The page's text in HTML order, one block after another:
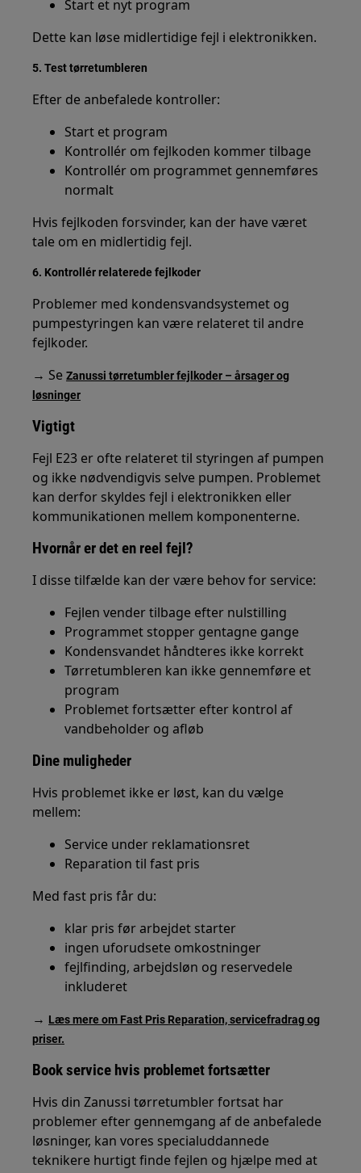
Start et nyt program
Dette kan løse midlertidige fejl i elektronikken.
5. Test tørretumbleren
Efter de anbefalede kontroller:
Start et program
Kontrollér om fejlkoden kommer tilbage
Kontrollér om programmet gennemføres
normalt
Hvis fejlkoden forsvinder, kan der have været
tale om en midlertidig fejl.
6. Kontrollér relaterede fejlkoder
Problemer med kondensvandsystemet og
pumpestyringen kan være relateret til andre
fejlkoder.
→ SeZanussi tørretumbler fejlkoder – årsager og
løsninger
Vigtigt
Fejl E23 er ofte relateret til styringen af pumpen
og ikke nødvendigvis selve pumpen. Problemet
kan derfor skyldes fejl i elektronikken eller
kommunikationen mellem komponenterne.
Hvornår er det en reel fejl?
I disse tilfælde kan der være behov for service:
Fejlen vender tilbage efter nulstilling
Programmet stopper gentagne gange
Kondensvandet håndteres ikke korrekt
Tørretumbleren kan ikke gennemføre et
program
Problemet fortsætter efter kontrol af
vandbeholder og afløb
Dine muligheder
Hvis problemet ikke er løst, kan du vælge
mellem:
Service under reklamationsret
Reparation til fast pris
Med fast pris får du:
klar pris før arbejdet starter
ingen uforudsete omkostninger
fejlfinding, arbejdsløn og reservedele
inkluderet
→ Læs mere om Fast Pris Reparation, servicefradrag og
priser.
Book service hvis problemet fortsætter
Hvis din Zanussi tørretumbler fortsat har
problemer efter gennemgang af de anbefalede
løsninger, kan vores specialuddannede
teknikere hurtigt finde fejlen og hjælpe med at